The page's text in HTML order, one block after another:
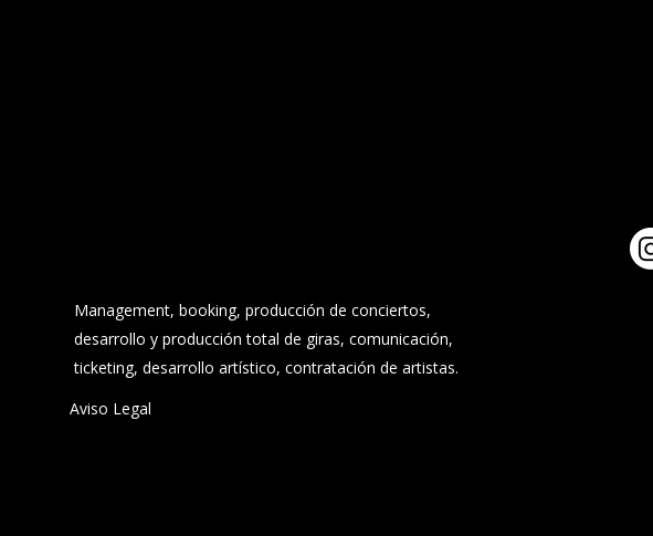
Management, booking, producción de conciertos,
desarrollo y producción total de giras, comunicación,
ticketing, desarrollo artístico, contratación de artistas.
Aviso Legal